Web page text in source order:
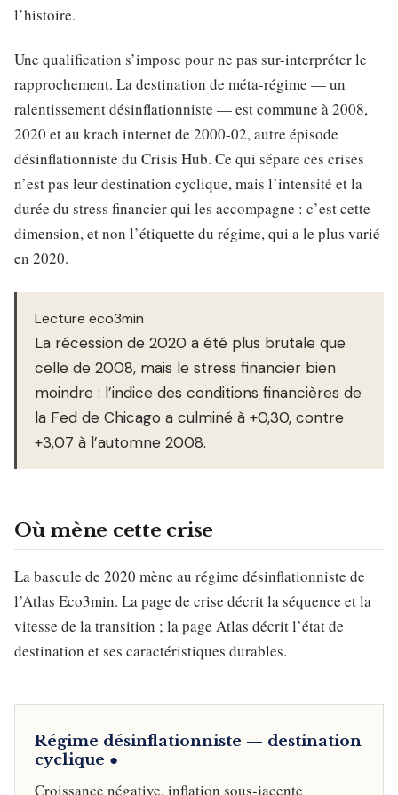
l’histoire.
Une qualification s’impose pour ne pas sur-interpréter le
rapprochement. La destination de méta-régime — un
ralentissement désinflationniste — est commune à 2008,
2020 et au krach internet de 2000-02, autre épisode
désinflationniste du Crisis Hub. Ce qui sépare ces crises
n’est pas leur destination cyclique, mais l’intensité et la
durée du stress financier qui les accompagne : c’est cette
dimension, et non l’étiquette du régime, qui a le plus varié
en 2020.
Lecture eco3min
La récession de 2020 a été plus brutale que
celle de 2008, mais le stress financier bien
moindre : l’indice des conditions financières de
la Fed de Chicago a culminé à +0,30, contre
+3,07 à l’automne 2008.
Où mène cette crise
La bascule de 2020 mène au régime désinflationniste de
l’Atlas Eco3min. La page de crise décrit la séquence et la
vitesse de la transition ; la page Atlas décrit l’état de
destination et ses caractéristiques durables.
Régime désinflationniste — destination
cyclique ●
Croissance négative, inflation sous-jacente